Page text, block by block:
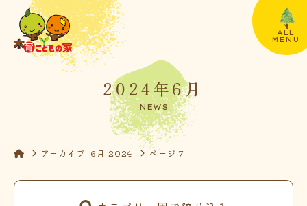
ALL
MENU
2024年6月
NEWS
アーカイブ: 6月 2024 ページ 7